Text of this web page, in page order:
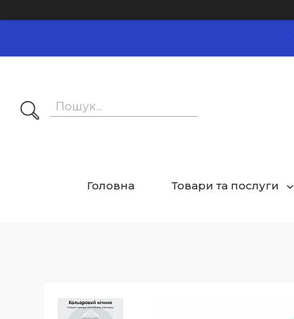
Головна Товари та послуги